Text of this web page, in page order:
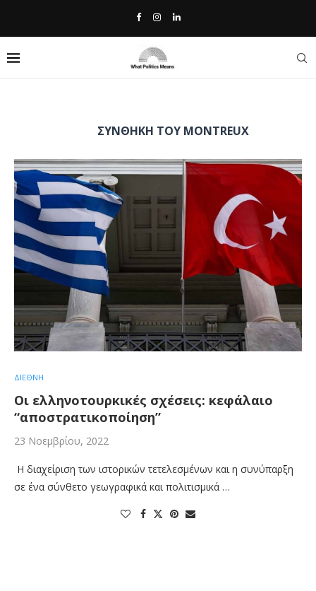
ΣΥΝΘΉΚΗ ΤΟΥ MONTREUX
ΔΙΕΘΝΗ
Οι ελληνοτουρκικές σχέσεις: κεφάλαιο
“αποστρατικοποίηση”
23 Νοεμβρίου, 2022
Η διαχείριση των ιστορικών τετελεσμένων και η συνύπαρξη
σε ένα σύνθετο γεωγραφικά και πολιτισμικά …